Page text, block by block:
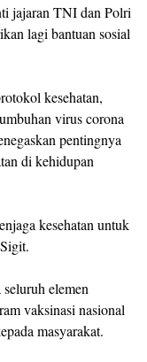
jajaran TNI dan Polri
lagi bantuan sosial
kesehatan,
virus corona
pentingnya
di kehidupan
kesehatan untuk
elemen
vaksinasi nasional
masyarakat.